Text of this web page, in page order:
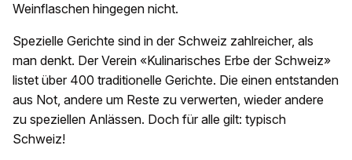
Weinflaschen hingegen nicht.
Spezielle Gerichte sind in der Schweiz zahlreicher, als
man denkt. Der Verein «Kulinarisches Erbe der Schweiz»
listet über 400 traditionelle Gerichte. Die einen entstanden
aus Not, andere um Reste zu verwerten, wieder andere
zu speziellen Anlässen. Doch für alle gilt: typisch
Schweiz!